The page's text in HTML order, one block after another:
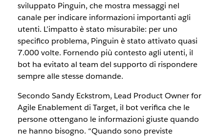
sviluppato Pinguin, che mostra messaggi nel
canale per indicare informazioni importanti agli
utenti. L’impatto è stato misurabile: per uno
specifico problema, Pinguin è stato attivato quasi
7.000 volte. Fornendo più contesto agli utenti, il
bot ha evitato al team del supporto di rispondere
sempre alle stesse domande.
Secondo Sandy Eckstrom, Lead Product Owner for
Agile Enablement di Target, il bot verifica che le
persone ottengano le informazioni giuste quando
ne hanno bisogno. “Quando sono previste